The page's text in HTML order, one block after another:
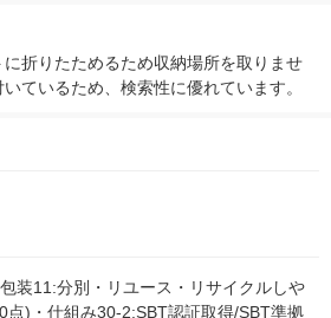
折りたためるため収納場所を取りませ
ているため、検索性に優れています。
包装11:分別・リユース・リサイクルしや
点)・仕組み30-2:SBT認証取得/SBT準拠